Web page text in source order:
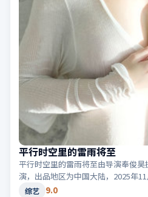
平行时空里的雷雨将至
平行时空里的雷雨将至由导演奉俊
演，出品地区为中国大陆，2025年
·动漫，画面色彩鲜明。适合检索「
综艺 9.0